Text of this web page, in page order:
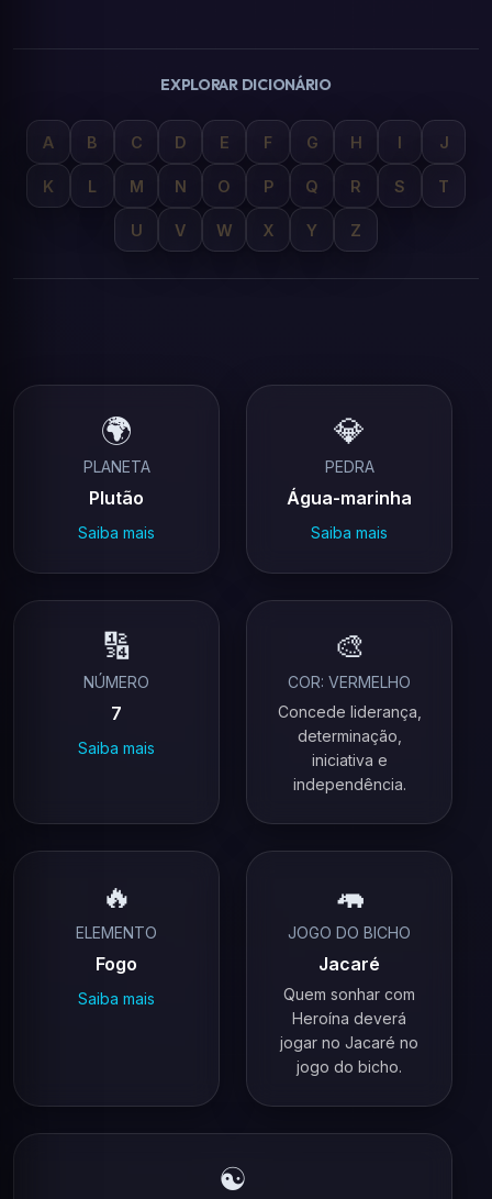
EXPLORAR DICIONÁRIO
A B C D E F G H I J
K L M N O P Q R S T
U V W X Y Z
🌍
PLANETA
Plutão
Saiba mais
💎
PEDRA
Água-marinha
Saiba mais
🔢
NÚMERO
7
Saiba mais
🎨
COR: VERMELHO
Concede liderança,
determinação,
iniciativa e
independência.
🔥
ELEMENTO
Fogo
Saiba mais
🦛
JOGO DO BICHO
Jacaré
Quem sonhar com
Heroína deverá
jogar no Jacaré no
jogo do bicho.
☯️